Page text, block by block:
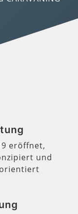
eröffnet,
und